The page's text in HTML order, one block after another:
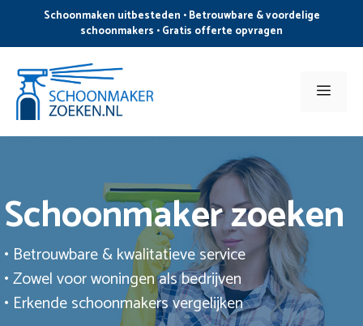
de
inhoud
Schoonmaken uitbesteden • Betrouwbare & voordelige
schoonmakers • Gratis offerte opvragen
Menu
Schoonmaker zoeken
• Betrouwbare & kwalitatieve service
• Zowel voor woningen als bedrijven
• Erkende schoonmakers vergelijken